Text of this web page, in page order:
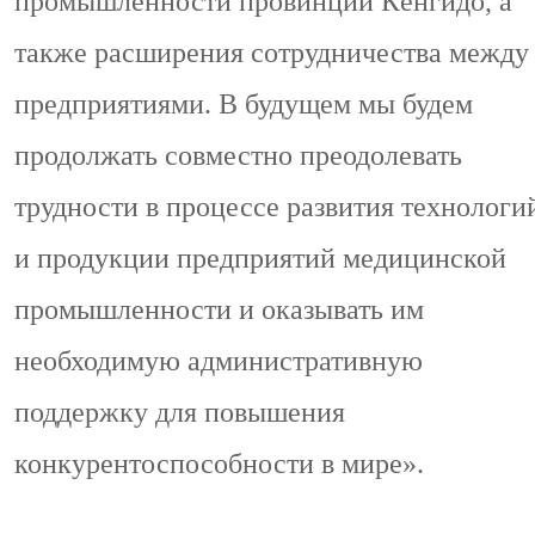
также расширения сотрудничества между
предприятиями. В будущем мы будем
продолжать совместно преодолевать
трудности в процессе развития
и продукции предприятий медицинской
промышленности и оказывать им
необходимую административную
поддержку для повышения
конкурентоспособности в мире».